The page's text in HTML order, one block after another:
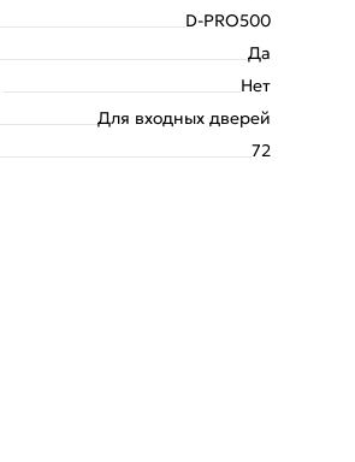
D-PRO500
Да
Нет
Для входных дверей
72